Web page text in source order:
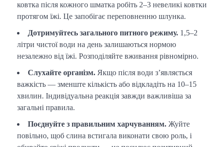
ковтка після кожного шматка робіть 2–3 невеликі ковтки
протягом їжі. Це запобігає переповненню шлунка.
Дотримуйтесь загального питного режиму. 1,5–2
літри чистої води на день залишаються нормою
незалежно від їжі. Розподіляйте вживання рівномірно.
Слухайте організм. Якщо після води з’являється
важкість — зменште кількість або відкладіть на 10–15
хвилин. Індивідуальна реакція завжди важливіша за
загальні правила.
Поєднуйте з правильним харчуванням. Жуйте
повільно, щоб слина встигала виконати свою роль, і